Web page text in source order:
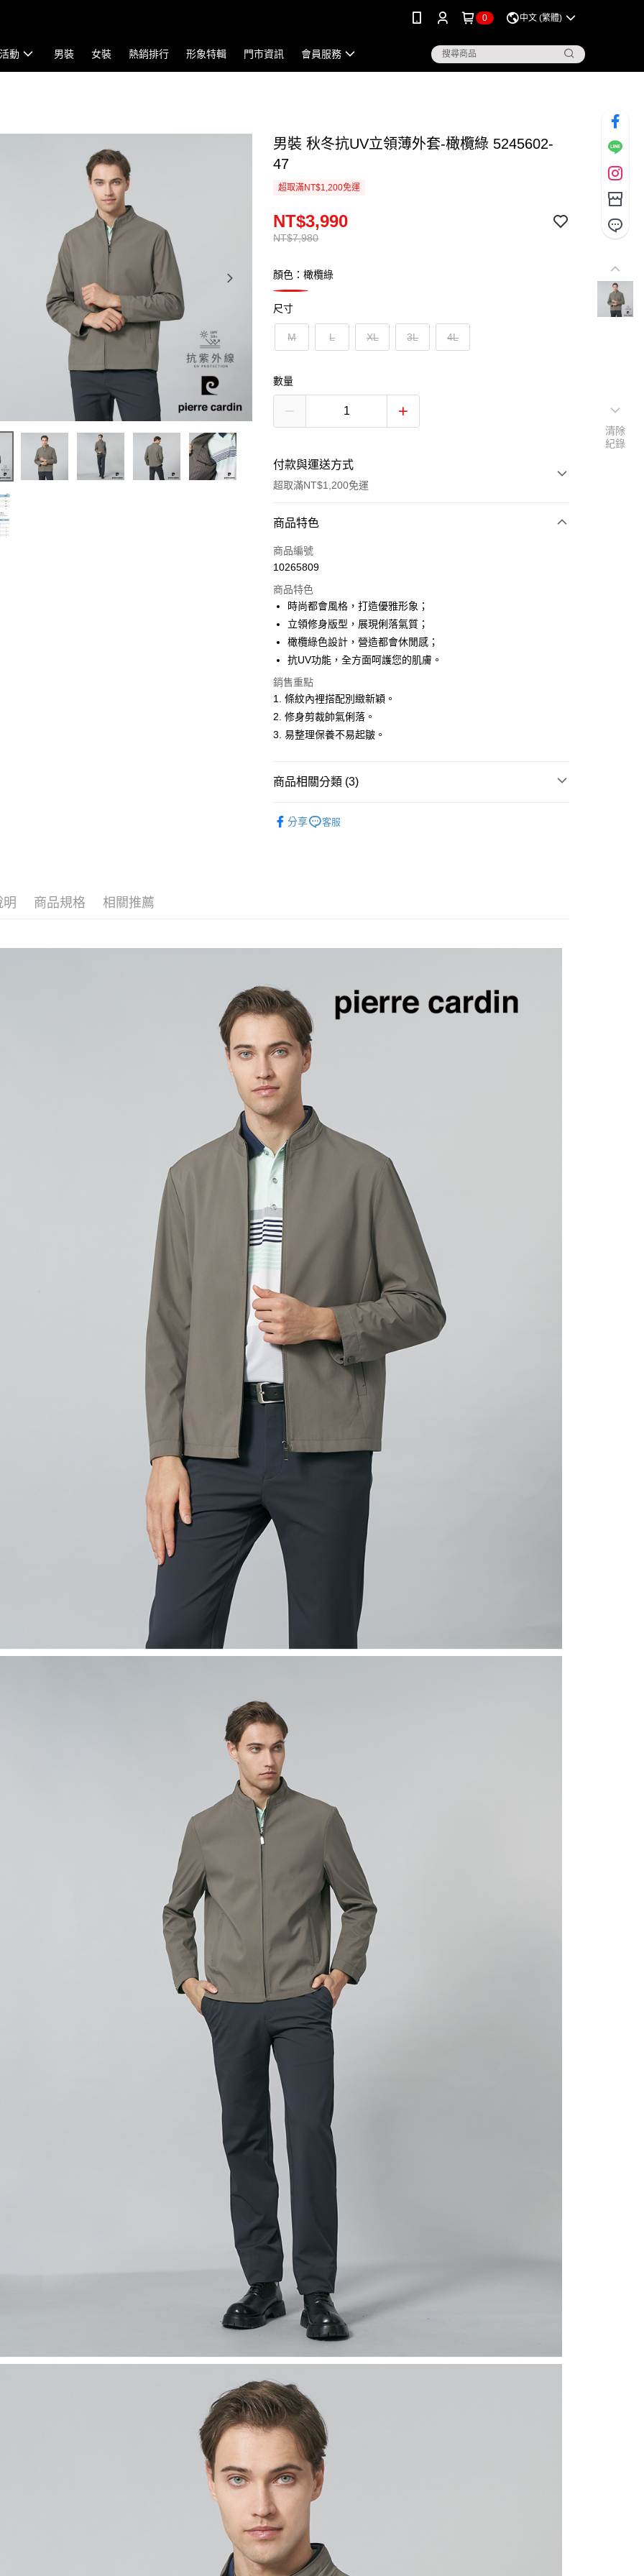
0 中文 (繁體)
動 男裝 女裝 熱銷排行 形象特輯 門市資訊 會員服務
男裝 秋冬抗UV立領薄外套-橄欖綠 5245602-
47
超取滿NT$1,200免運
NT$7,980
NT$3,990
顏色：橄欖綠
尺寸
M L XL 3L 4L
數量
付款與運送方式
超取滿NT$1,200免運
付款方式
信用卡一次付款
LINE Pay
Apple Pay
悠遊付
Google Pay
全家取貨付款
付款後全家取貨
付款後7-11取貨
每筆NT$60，滿NT$1,200(含以上)免運費
宅配(本島)
每筆NT$80，滿NT$1,200(含以上)免運費
宅配(離島)
每筆NT$80，滿NT$1,200(含以上)免運費
商品特色
商品編號
10265809
商品特色
時尚都會風格，打造優雅形象；
立領修身版型，展現俐落氣質；
橄欖綠色設計，營造都會休閒感；
抗UV功能，全方面呵護您的肌膚。
銷售重點
1. 條紋內裡搭配別緻新穎。
2. 修身剪裁帥氣俐落。
3. 易整理保養不易起皺。
商品相關分類 (3)
分享 客服
明 商品規格 相關推薦
清除
紀錄